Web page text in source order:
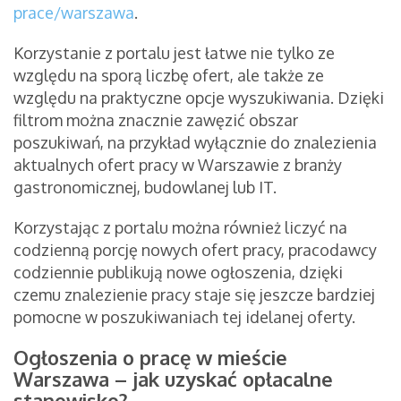
prace/warszawa.
Korzystanie z portalu jest łatwe nie tylko ze
względu na sporą liczbę ofert, ale także ze
względu na praktyczne opcje wyszukiwania. Dzięki
filtrom można znacznie zawęzić obszar
poszukiwań, na przykład wyłącznie do znalezienia
aktualnych ofert pracy w Warszawie z branży
gastronomicznej, budowlanej lub IT.
Korzystając z portalu można również liczyć na
codzienną porcję nowych ofert pracy, pracodawcy
codziennie publikują nowe ogłoszenia, dzięki
czemu znalezienie pracy staje się jeszcze bardziej
pomocne w poszukiwaniach tej idelanej oferty.
Ogłoszenia o pracę w mieście
Warszawa – jak uzyskać opłacalne